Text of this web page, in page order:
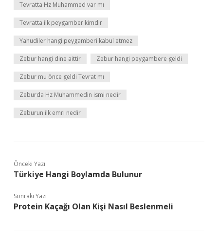
Tevratta Hz Muhammed var mı
Tevratta ilk peygamber kimdir
Yahudiler hangi peygamberi kabul etmez
Zebur hangi dine aittir Zebur hangi peygambere geldi
Zebur mu önce geldi Tevrat mı
Zeburda Hz Muhammedin ismi nedir
Zeburun ilk emri nedir
Önceki Yazı
Türkiye Hangi Boylamda Bulunur
Sonraki Yazı
Protein Kaçağı Olan Kişi Nasıl Beslenmeli